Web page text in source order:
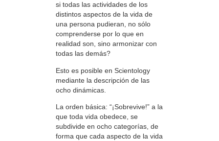
si todas las actividades de los
distintos aspectos de la vida de
una persona pudieran, no sólo
comprenderse por lo que en
realidad son, sino armonizar con
todas las demás?
Esto es posible en Scientology
mediante la descripción de las
ocho dinámicas.
La orden básica: “¡Sobrevive!” a la
que toda vida obedece, se
subdivide en ocho categorías, de
forma que cada aspecto de la vida